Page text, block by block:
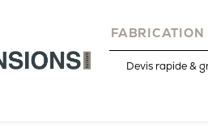
FABRICATION
Devis rapide &